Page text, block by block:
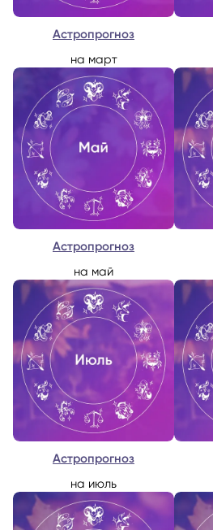
Астропрогноз
на март
Астропрогноз
на май
Астропрогноз
на июль